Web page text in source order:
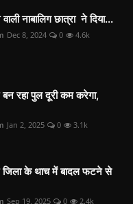
नाबालिग छात्रा ने दिया...
Dec 8, 2024 0 4.6k
रहा पुल दूरी कम करेगा,
Jan 2, 2025 0 3.1k
जिला के थाच में बादल फटने से
Sep 19, 2025 0 2.4k